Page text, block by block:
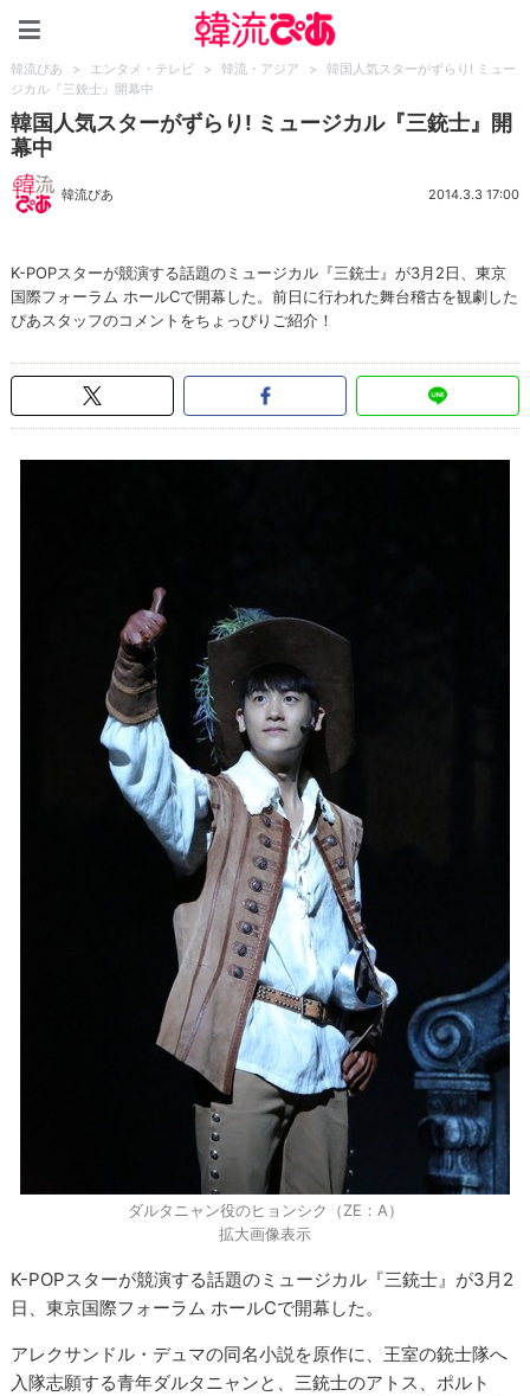
韓流ぴあ > エンタメ・テレビ > 韓流・アジア >
韓国人気スターがずらり! ミュー
ジカル『三銃士』開幕中
韓国人気スターがずらり! ミュージカル『三銃士』開
幕中
韓流ぴあ 2014.3.3 17:00
K-POPスターが競演する話題のミュージカル『三銃士』が3月2日、東京
国際フォーラム ホールCで開幕した。前日に行われた舞台稽古を観劇した
ぴあスタッフのコメントをちょっぴりご紹介！
ダルタニャン役のヒョンシク（ZE：A）
拡大画像表示
K-POPスターが競演する話題のミュージカル『三銃士』が3月2
日、東京国際フォーラム ホールCで開幕した。
アレクサンドル・デュマの同名小説を原作に、王室の銃士隊へ
入隊志願する青年ダルタニャンと、三銃士のアトス、ポルト